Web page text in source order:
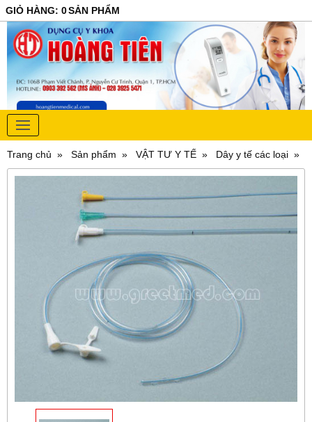
GIỎ HÀNG: 0SẢN PHẨM
Trang chủ Sản phẩm VẬT TƯ Y TẾ Dây y tế các loại